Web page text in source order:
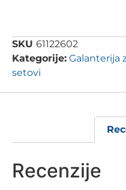
SKU 61122602
Kategorije: Galanterija
setovi
Recenzije